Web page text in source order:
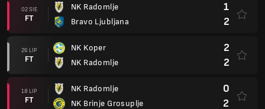
02 SIE
FT
NK Radomlje
Bravo Ljubljana
1
2
26 LIP
FT
NK Koper
NK Radomlje
2
2
18 LIP
FT
NK Radomlje
NK Brinje Grosuplje
0
2